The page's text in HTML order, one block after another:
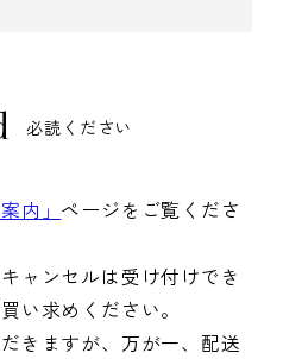
必読ください
内」 ページをご覧くださ
ャンセルは受け付けでき
い求めください。
きますが、万が一、配送